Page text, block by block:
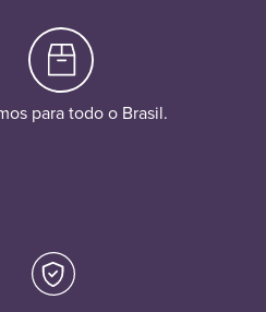
para todo o Brasil.